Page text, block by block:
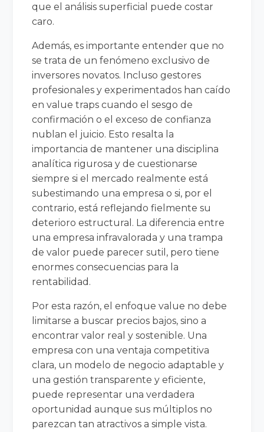
que el análisis superficial puede costar
caro.
Además, es importante entender que no
se trata de un fenómeno exclusivo de
inversores novatos. Incluso gestores
profesionales y experimentados han caído
en value traps cuando el sesgo de
confirmación o el exceso de confianza
nublan el juicio. Esto resalta la
importancia de mantener una disciplina
analítica rigurosa y de cuestionarse
siempre si el mercado realmente está
subestimando una empresa o si, por el
contrario, está reflejando fielmente su
deterioro estructural. La diferencia entre
una empresa infravalorada y una trampa
de valor puede parecer sutil, pero tiene
enormes consecuencias para la
rentabilidad.
Por esta razón, el enfoque value no debe
limitarse a buscar precios bajos, sino a
encontrar valor real y sostenible. Una
empresa con una ventaja competitiva
clara, un modelo de negocio adaptable y
una gestión transparente y eficiente,
puede representar una verdadera
oportunidad aunque sus múltiplos no
parezcan tan atractivos a simple vista.